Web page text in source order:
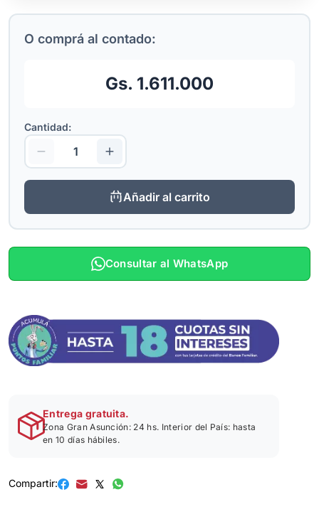
O comprá al contado:
Gs. 1.611.000
Cantidad:
Añadir al carrito
Consultar al WhatsApp
Entrega gratuita.
Zona Gran Asunción: 24 hs. Interior del País: hasta
en 10 días hábiles.
Compartir: